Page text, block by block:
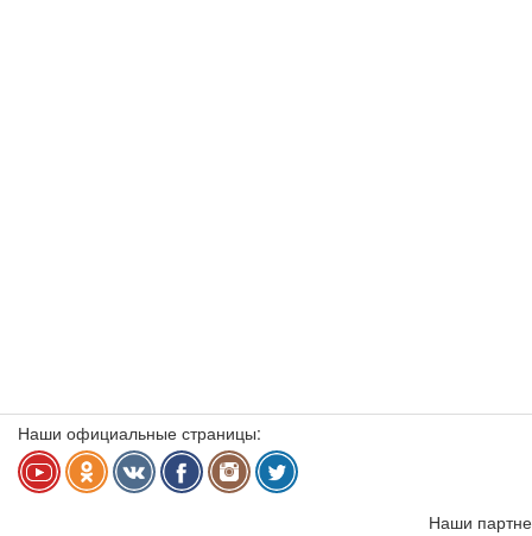
Наши официальные страницы:
Наши